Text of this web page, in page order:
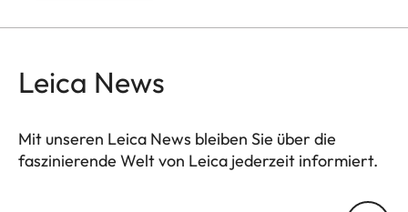
zu gestalten.
Leica News
Mit unseren Leica News bleiben Sie über die
faszinierende Welt von Leica jederzeit informiert.